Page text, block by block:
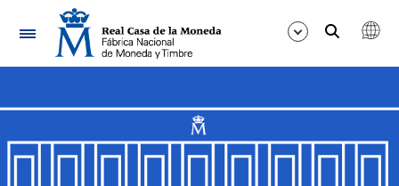
Navegación